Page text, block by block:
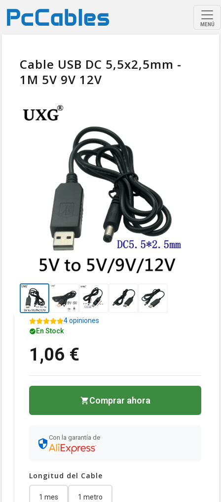
MENÚ
Cable USB DC 5,5x2,5mm -
1M 5V 9V 12V
4 opiniones
En Stock
1,06 €
Comprar ahora
Con la garantía de
Longitud del Cable
1 mes 1 metro